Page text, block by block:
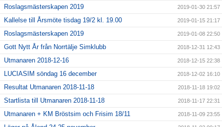
Roslagsmästerskapen 2019 2019-01-30 21:57
Kallelse till Årsmöte tisdag 19/2 kl. 19.00 2019-01-15 21:17
Roslagsmästerskapen 2019 2019-01-08 22:50
Gott Nytt År från Norrtälje Simklubb 2018-12-31 12:43
Utmanaren 2018-12-16 2018-12-15 22:38
LUCIASIM söndag 16 december 2018-12-02 16:10
Resultat Utmanaren 2018-11-18 2018-11-18 19:02
Startlista till Utmanaren 2018-11-18 2018-11-17 22:31
Utmanaren + KM Bröstsim och Frisim 18/11 2018-11-09 23:55